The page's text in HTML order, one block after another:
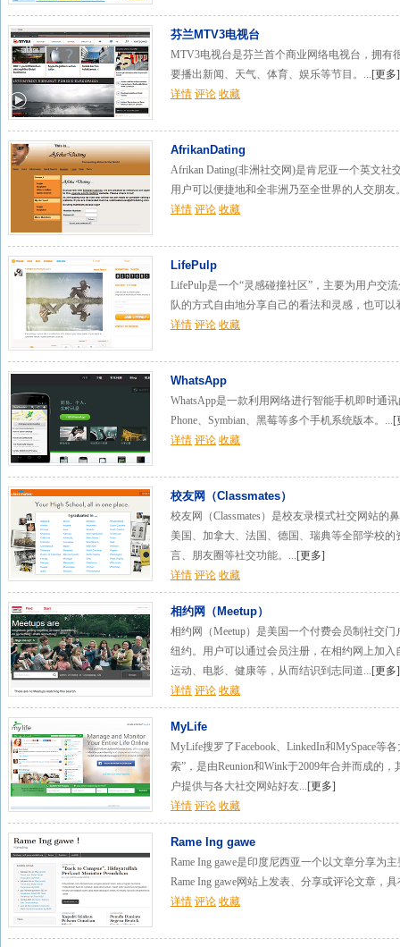
芬兰MTV3电视台
MTV3电视台是芬兰首个商业网络电视台，拥有
要播出新闻、天气、体育、娱乐等节目。...[更多]
详情 评论 收藏
AfrikanDating
Afrikan Dating(非洲社交网)是肯尼亚一个英文
用户可以便捷地和全非洲乃至全世界的人交朋友
详情 评论 收藏
LifePulp
LifePulp是一个“灵感碰撞社区”，主要为用户交
队的方式自由地分享自己的看法和灵感，也可
详情 评论 收藏
WhatsApp
WhatsApp是一款利用网络进行智能手机即时通
Phone、Symbian、黑莓等多个手机系统版本。...[
详情 评论 收藏
校友网（Classmates）
校友网（Classmates）是校友录模式社交网站
美国、加拿大、法国、德国、瑞典等全部学校
言、朋友圈等社交功能。...[更多]
详情 评论 收藏
相约网（Meetup）
相约网（Meetup）是美国一个付费会员制社交
纽约。用户可以通过会员注册，在相约网上加
运动、电影、健康等，从而结识到志同道...[更多]
详情 评论 收藏
MyLife
MyLife搜罗了Facebook、LinkedIn和MySpace等
索”，是由Reunion和Wink于2009年合并而成的
户提供与各大社交网站好友...[更多]
详情 评论 收藏
Rame Ing gawe
Rame Ing gawe是印度尼西亚一个以文章分享为
Rame Ing gawe网站上发表、分享或评论文章，
详情 评论 收藏